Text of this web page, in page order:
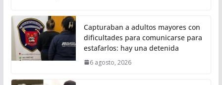
Capturaban a adultos mayores con
dificultades para comunicarse para
estafarlos: hay una detenida
6 agosto, 2026